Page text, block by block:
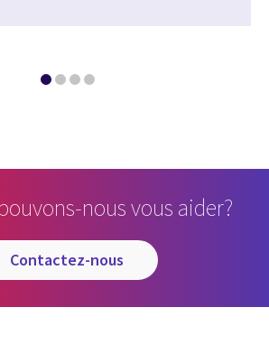
nous vous aider?
contactez-nous